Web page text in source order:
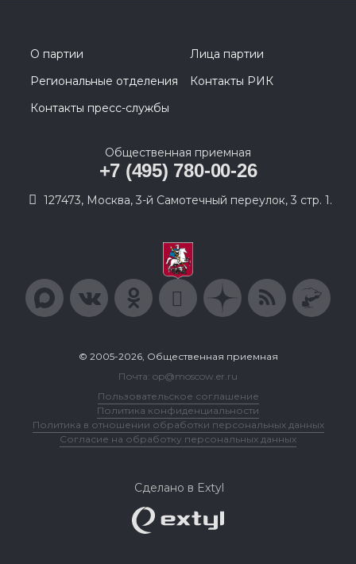
О партии
Лица партии
Региональные отделения
Контакты РИК
Контакты пресс-службы
Общественная приемная
+7 (495) 780-00-26
127473, Москва, 3-й Самотечный переулок, 3 стр. 1.
© 2005-2026, Общественная приемная
Почта: op@moscow.er.ru
Пользовательское соглашение
Политика конфиденциальности
Политика в отношении обработки персональных данных
Согласие на обработку персональных данных
Сделано в Extyl